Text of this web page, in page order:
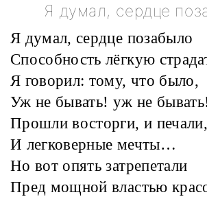
Я думал, сердце
Я думал, сердце позабыло
Способность лёгкую
Я говорил: тому, что было,
Уж не бывать! уж не
Прошли восторги, и печали,
И легковерные мечты…
Но вот опять затрепетали
Пред мощной властью